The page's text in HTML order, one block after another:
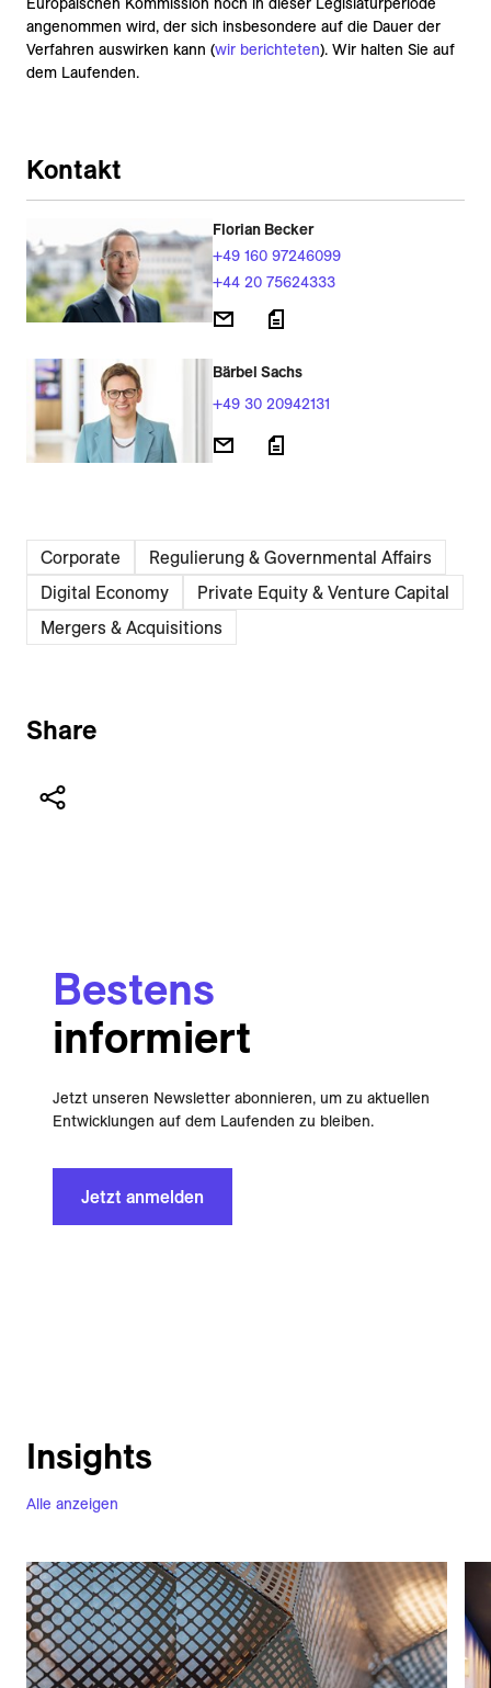
angenommen wird, der sich insbesondere auf die Dauer der
Verfahren auswirken kann (wir berichteten). Wir halten Sie auf
dem Laufenden.
Kontakt
Florian Becker
+49 160 97246099
+44 20 75624333
Bärbel Sachs
+49 30 20942131
Corporate
Regulierung & Governmental Affairs
Digital Economy
Private Equity & Venture Capital
Mergers & Acquisitions
Share
Bestens
informiert
Jetzt unseren Newsletter abonnieren, um zu aktuellen
Entwicklungen auf dem Laufenden zu bleiben.
Jetzt anmelden
Alle anzeigen
Insights